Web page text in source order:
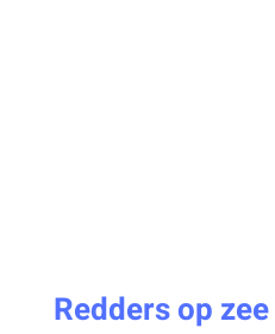
Redders op zee